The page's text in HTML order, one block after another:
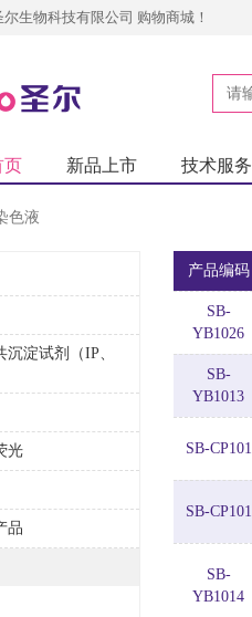
生物科技有限公司 购物商城！
页 新品上市 技术服务
色液
淀试剂（IP、
光
品
产品编码
SB-
YB1026
SB-
YB1013
SB-CP101
SB-CP101
SB-
YB1014